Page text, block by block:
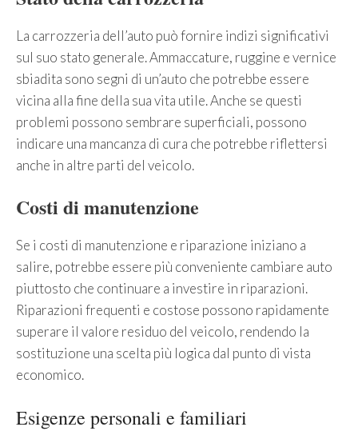
La carrozzeria dell’auto può fornire indizi significativi
sul suo stato generale. Ammaccature, ruggine e vernice
sbiadita sono segni di un’auto che potrebbe essere
vicina alla fine della sua vita utile. Anche se questi
problemi possono sembrare superficiali, possono
indicare una mancanza di cura che potrebbe riflettersi
anche in altre parti del veicolo.
Costi di manutenzione
Se i costi di manutenzione e riparazione iniziano a
salire, potrebbe essere più conveniente cambiare auto
piuttosto che continuare a investire in riparazioni.
Riparazioni frequenti e costose possono rapidamente
superare il valore residuo del veicolo, rendendo la
sostituzione una scelta più logica dal punto di vista
economico.
Esigenze personali e familiari